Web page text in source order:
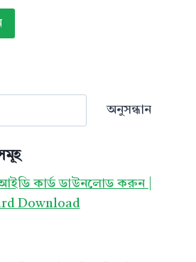
অনুসন্ধান
কার্ড ডাউনলোড করুন |
Download